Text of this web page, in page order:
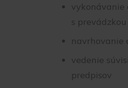
vykonávanie
s
navrhovanie
vedenie
predpisov